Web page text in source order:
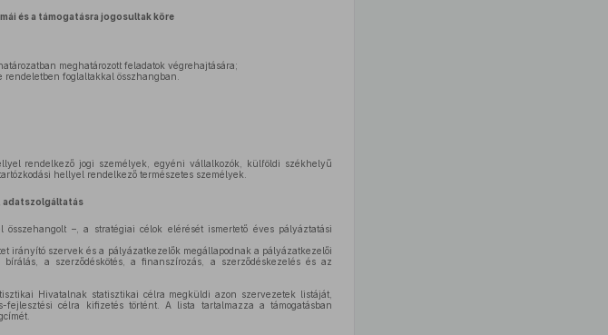
és a támogatásra jogosultak köre
meghatározott feladatok végrehajtására;
foglaltakkal összhangban.
rendelkező jogi személyek, egyéni vállalkozók, külföldi székhelyű
hellyel rendelkező természetes személyek.
adatszolgáltatás
–, a stratégiai célok elérését ismertető éves pályáztatási
irányító szervek és a pályázatkezelők megállapodnak a pályázatkezelői
a szerződéskötés, a finanszírozás, a szerződéskezelés és az
Hivatalnak statisztikai célra megküldi azon szervezetek listáját,
célra kifizetés történt. A lista tartalmazza a támogatásban